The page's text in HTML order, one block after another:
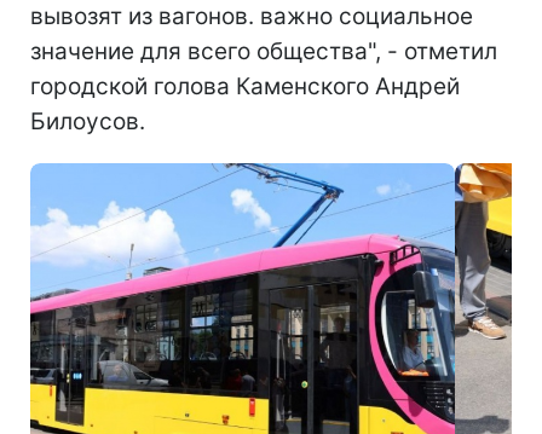
вывозят из вагонов. важно социальное
значение для всего общества", - отметил
городской голова Каменского Андрей
Билоусов.